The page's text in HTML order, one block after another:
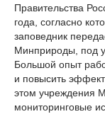
Правительства
года, согласно
заповедник
Минприроды, под
Большой опыт
и повысить
этом учреждения
мониторинговые